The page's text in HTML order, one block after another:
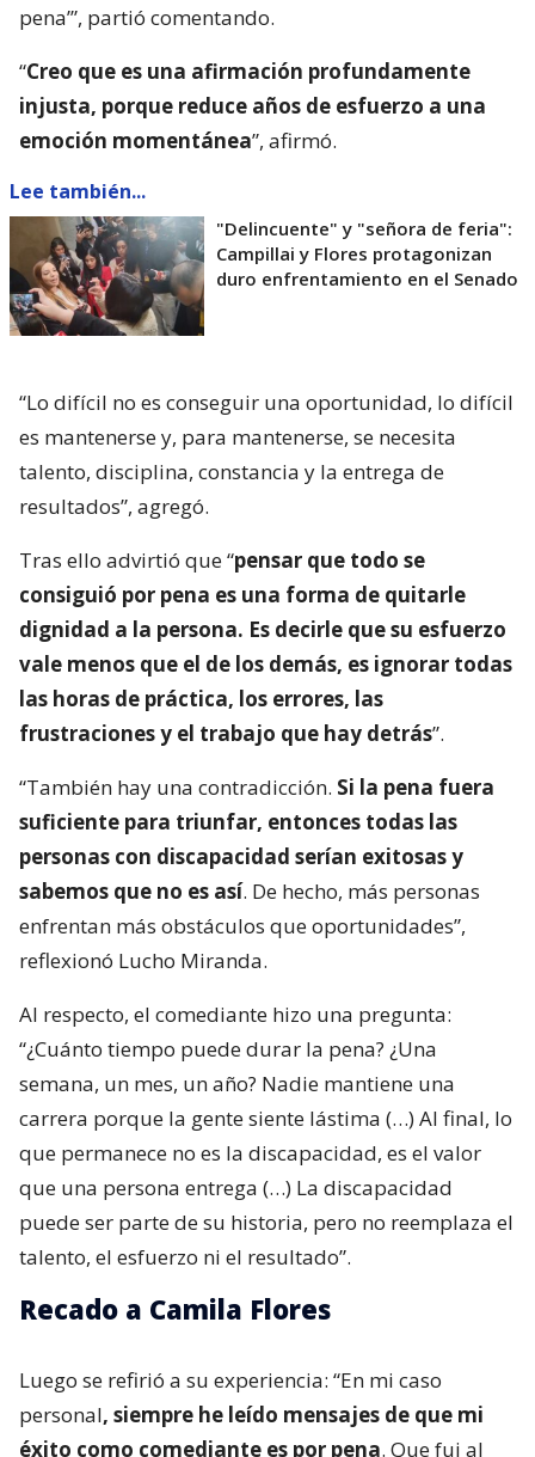
pena’”, partió comentando.
“Creo que es una afirmación profundamente
injusta, porque reduce años de esfuerzo a una
emoción momentánea”, afirmó.
Lee también...
"Delincuente" y "señora de feria":
Campillai y Flores protagonizan
duro enfrentamiento en el Senado
“Lo difícil no es conseguir una oportunidad, lo difícil
es mantenerse y, para mantenerse, se necesita
talento, disciplina, constancia y la entrega de
resultados”, agregó.
Tras ello advirtió que “pensar que todo se
consiguió por pena es una forma de quitarle
dignidad a la persona. Es decirle que su esfuerzo
vale menos que el de los demás, es ignorar todas
las horas de práctica, los errores, las
frustraciones y el trabajo que hay detrás”.
“También hay una contradicción. Si la pena fuera
suficiente para triunfar, entonces todas las
personas con discapacidad serían exitosas y
sabemos que no es así. De hecho, más personas
enfrentan más obstáculos que oportunidades”,
reflexionó Lucho Miranda.
Al respecto, el comediante hizo una pregunta:
“¿Cuánto tiempo puede durar la pena? ¿Una
semana, un mes, un año? Nadie mantiene una
carrera porque la gente siente lástima (…) Al final, lo
que permanece no es la discapacidad, es el valor
que una persona entrega (…) La discapacidad
puede ser parte de su historia, pero no reemplaza el
talento, el esfuerzo ni el resultado”.
Recado a Camila Flores
Luego se refirió a su experiencia: “En mi caso
personal, siempre he leído mensajes de que mi
éxito como comediante es por pena. Que fui al